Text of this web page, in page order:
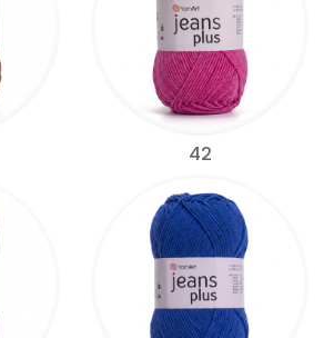
42